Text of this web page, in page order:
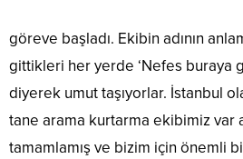
göreve başladı. Ekibin adının
gittikleri her yerde ‘Nefes buraya
diyerek umut taşıyorlar. İstanbul
tane arama kurtarma ekibimiz var
tamamlamış ve bizim için önemli